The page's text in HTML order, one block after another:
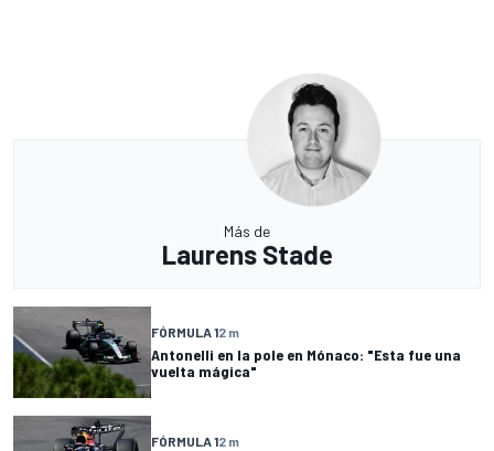
Más de
Laurens Stade
FÓRMULA 12 m
Antonelli en la pole en Mónaco: "Esta fue una
vuelta mágica"
FÓRMULA 12 m